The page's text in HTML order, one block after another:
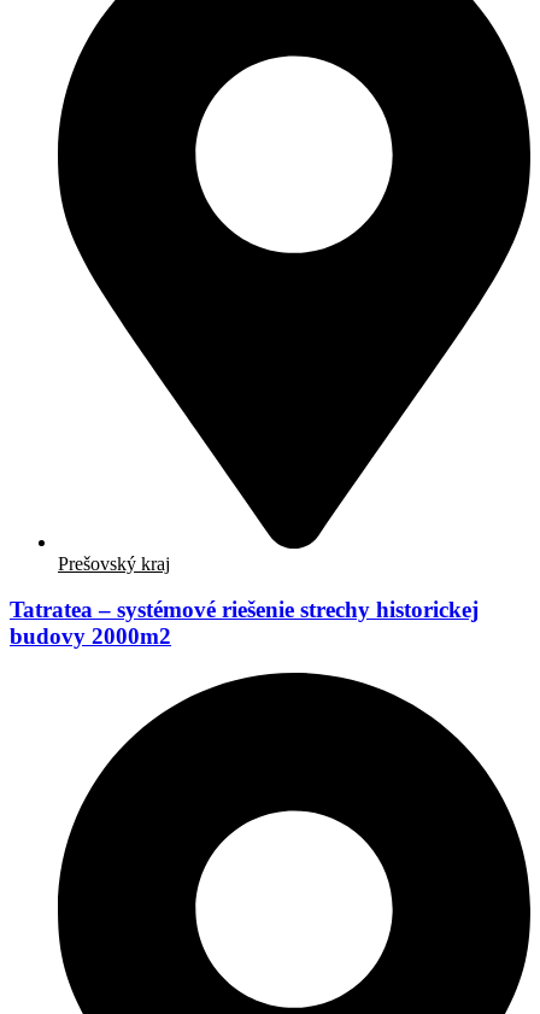
Prešovský kraj
Tatratea – systémové riešenie strechy historickej
budovy 2000m2